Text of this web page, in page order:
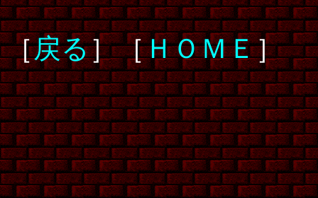
［戻る］［ＨＯＭＥ］